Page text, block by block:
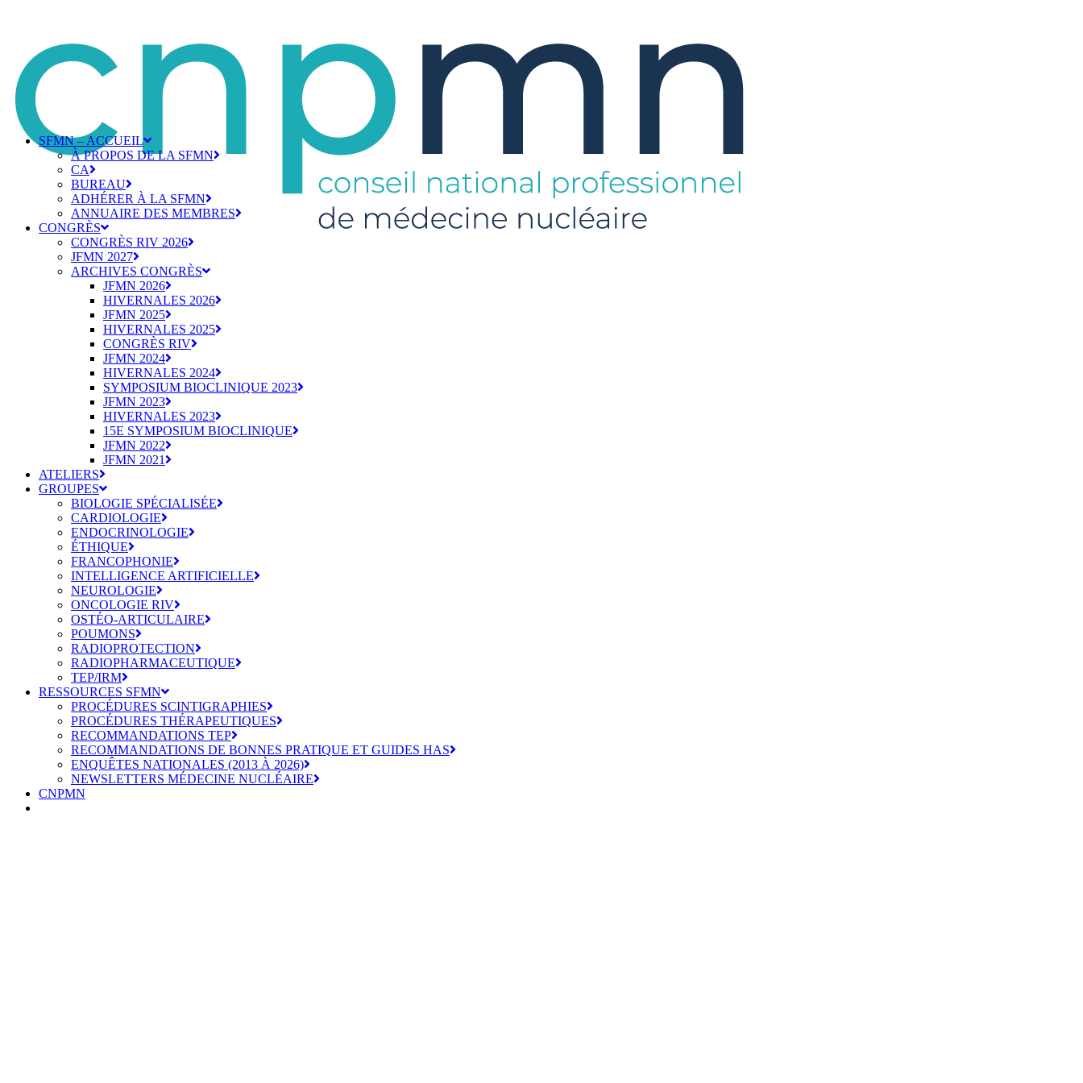
SFMN – ACCUEIL
À PROPOS DE LA SFMN
CA
BUREAU
ADHÉRER À LA SFMN
ANNUAIRE DES MEMBRES
CONGRÈS
CONGRÈS RIV 2026
JFMN 2027
ARCHIVES CONGRÈS
JFMN 2026
HIVERNALES 2026
JFMN 2025
HIVERNALES 2025
CONGRÈS RIV
JFMN 2024
HIVERNALES 2024
SYMPOSIUM BIOCLINIQUE 2023
JFMN 2023
HIVERNALES 2023
15E SYMPOSIUM BIOCLINIQUE
JFMN 2022
JFMN 2021
ATELIERS
GROUPES
BIOLOGIE SPÉCIALISÉE
CARDIOLOGIE
ENDOCRINOLOGIE
ÉTHIQUE
FRANCOPHONIE
INTELLIGENCE ARTIFICIELLE
NEUROLOGIE
ONCOLOGIE RIV
OSTÉO-ARTICULAIRE
POUMONS
RADIOPROTECTION
RADIOPHARMACEUTIQUE
TEP/IRM
RESSOURCES SFMN
PROCÉDURES SCINTIGRAPHIES
PROCÉDURES THÉRAPEUTIQUES
RECOMMANDATIONS TEP
RECOMMANDATIONS DE BONNES PRATIQUE ET GUIDES HAS
ENQUÊTES NATIONALES (2013 À 2026)
NEWSLETTERS MÉDECINE NUCLÉAIRE
CNPMN